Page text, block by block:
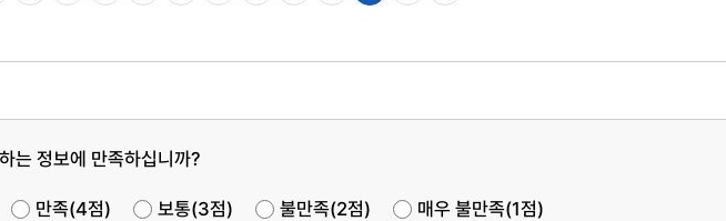
는 정보에 만족하십니까?
만족(4점) 보통(3점) 불만족(2점) 매우 불만족(1점)